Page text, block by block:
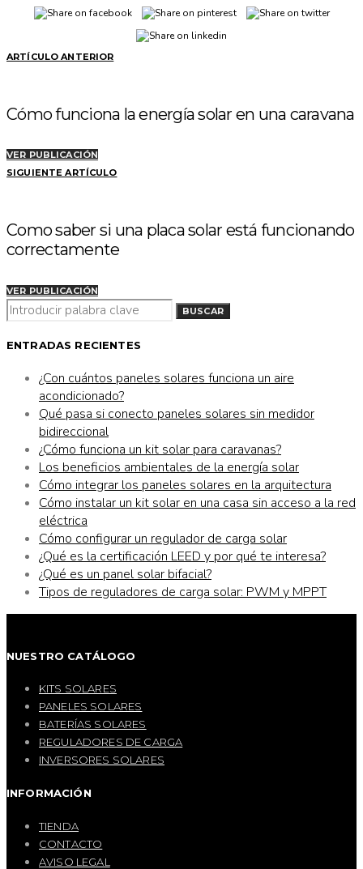
ARTÍCULO ANTERIOR
Cómo funciona la energía solar en una caravana
VER PUBLICACIÓN
SIGUIENTE ARTÍCULO
Como saber si una placa solar está funcionando
correctamente
VER PUBLICACIÓN
BUSCAR
POR:
BUSCAR
ENTRADAS RECIENTES
¿Con cuántos paneles solares funciona un aire
acondicionado?
Qué pasa si conecto paneles solares sin medidor
bidireccional
¿Cómo funciona un kit solar para caravanas?
Los beneficios ambientales de la energía solar
Cómo integrar los paneles solares en la arquitectura
Cómo instalar un kit solar en una casa sin acceso a la red
eléctrica
Cómo configurar un regulador de carga solar
¿Qué es la certificación LEED y por qué te interesa?
¿Qué es un panel solar bifacial?
Tipos de reguladores de carga solar: PWM y MPPT
NUESTRO CATÁLOGO
KITS SOLARES
PANELES SOLARES
BATERÍAS SOLARES
REGULADORES DE CARGA
INVERSORES SOLARES
INFORMACIÓN
TIENDA
CONTACTO
AVISO LEGAL